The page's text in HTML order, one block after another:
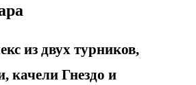
из двух турников,
качели Гнездо и